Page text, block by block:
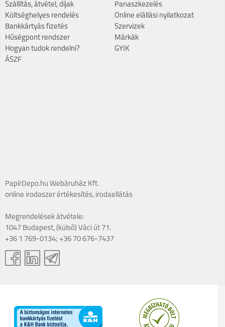
Szállítás, átvétel, díjak
Költséghelyes rendelés
Bankkártyás fizetés
Hűségpont rendszer
Hogyan tudok rendelni?
ÁSZF
Panaszkezelés
Online elállási nyilatkozat
Szervizek
Márkák
GYIK
PapírDepo.hu Webáruház Kft.
online irodaszer értékesítés, irodaellátás
Megrendelések átvétele:
1047 Budapest, (külső) Váci út 71.
+36 1 769-0134; +36 70 676-7437